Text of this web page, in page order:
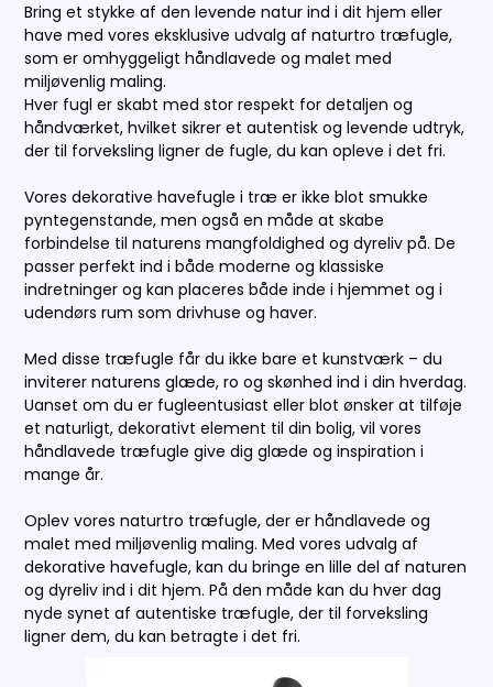
Bring et stykke af den levende natur ind i dit hjem eller
have med vores eksklusive udvalg af naturtro træfugle,
som er omhyggeligt håndlavede og malet med
miljøvenlig maling.
Hver fugl er skabt med stor respekt for detaljen og
håndværket, hvilket sikrer et autentisk og levende udtryk,
der til forveksling ligner de fugle, du kan opleve i det fri.
Vores dekorative havefugle i træ er ikke blot smukke
pyntegenstande, men også en måde at skabe
forbindelse til naturens mangfoldighed og dyreliv på. De
passer perfekt ind i både moderne og klassiske
indretninger og kan placeres både inde i hjemmet og i
udendørs rum som drivhuse og haver.
Med disse træfugle får du ikke bare et kunstværk – du
inviterer naturens glæde, ro og skønhed ind i din hverdag.
Uanset om du er fugleentusiast eller blot ønsker at tilføje
et naturligt, dekorativt element til din bolig, vil vores
håndlavede træfugle give dig glæde og inspiration i
mange år.
Oplev vores naturtro træfugle, der er håndlavede og
malet med miljøvenlig maling. Med vores udvalg af
dekorative havefugle, kan du bringe en lille del af naturen
og dyreliv ind i dit hjem. På den måde kan du hver dag
nyde synet af autentiske træfugle, der til forveksling
ligner dem, du kan betragte i det fri.